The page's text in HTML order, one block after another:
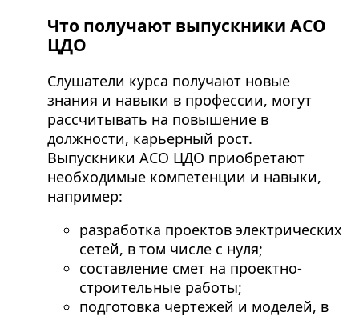
Что получают выпускники АСО
ЦДО
Слушатели курса получают новые
знания и навыки в профессии, могут
рассчитывать на повышение в
должности, карьерный рост.
Выпускники АСО ЦДО приобретают
необходимые компетенции и навыки,
например:
разработка проектов электрических
сетей, в том числе с нуля;
составление смет на проектно-
строительные работы;
подготовка чертежей и моделей, в